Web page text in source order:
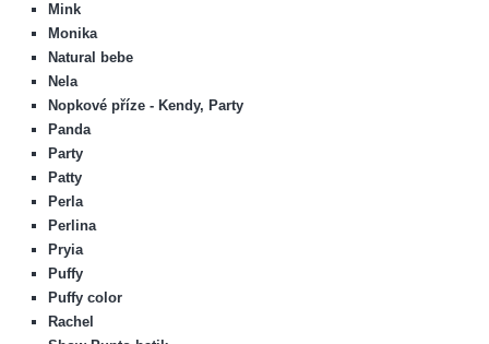
Mink
Monika
Natural bebe
Nela
Nopkové příze - Kendy, Party
Panda
Party
Patty
Perla
Perlina
Pryia
Puffy
Puffy color
Rachel